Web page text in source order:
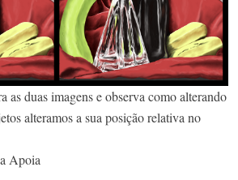
as duas imagens e observa como alterando
alteramos a sua posição relativa no
Apoia